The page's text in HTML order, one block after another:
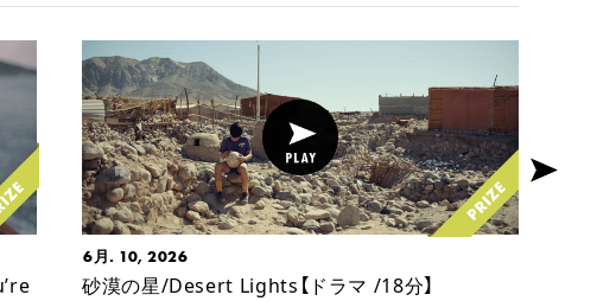
6月. 10, 2026
砂漠の星/Desert Lights【ドラマ /18分】